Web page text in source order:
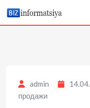
content
admin
продажи